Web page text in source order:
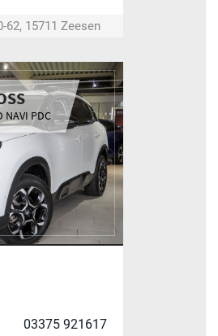
62, 15711 Zeesen
NAVI PDC
03375 921617